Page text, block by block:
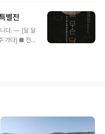
예술 작품
터 정성을
여겼다. 초
은 물론 흉터
별전
니다. — [달 달
가다] ■ 전
앙박물관 성
‘달을 감상하
ART가 되
를 향한 발자
을 소재로